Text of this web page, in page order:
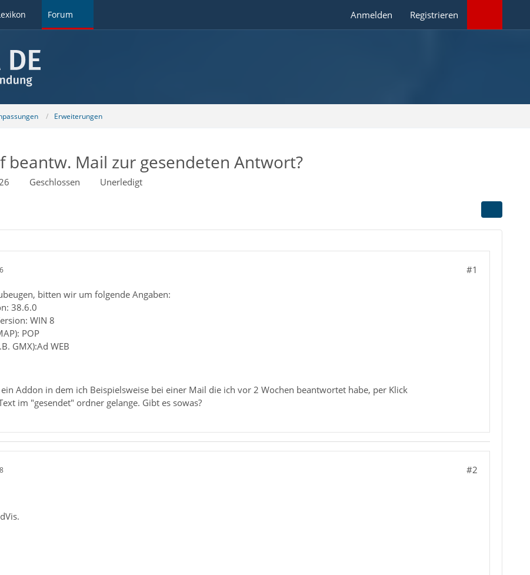
Forum Anmelden Registrieren
Erweiterungen
beantw. Mail zur gesendeten Antwort?
Geschlossen Unerledigt
#1
bitten wir um folgende Angaben:
38.6.0
WIN 8
POP
GMX):Ad WEB
ein Addon in dem ich Beispielsweise bei einer Mail die ich vor 2 Wochen beantwortet habe, per Klick
im "gesendet" ordner gelange. Gibt es sowas?
#2